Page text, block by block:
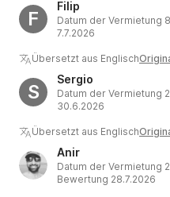
wärmstens empfehlen.
F
Filip
Datum der Vermietung
7.7.2026
Übersetzt aus Englisch
S
Sergio
Datum der Vermietung
30.6.2026
Übersetzt aus Englisch
Anir
Datum der Vermietung
Bewertung 28.7.2026